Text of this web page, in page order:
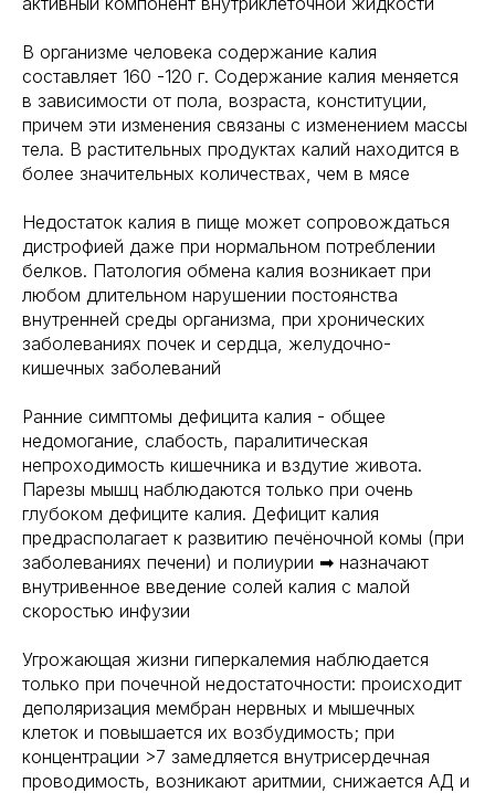
В организме человека содержание калия
составляет 160 -120 г. Содержание калия меняется
в зависимости от пола, возраста, конституции,
причем эти изменения связаны с изменением массы
тела. В растительных продуктах калий находится в
более значительных количествах, чем в мясе
Недостаток калия в пище может сопровождаться
дистрофией даже при нормальном потреблении
белков. Патология обмена калия возникает при
любом длительном нарушении постоянства
внутренней среды организма, при хронических
заболеваниях почек и сердца, желудочно-
кишечных заболеваний
Ранние симптомы дефицита калия - общее
недомогание, слабость, паралитическая
непроходимость кишечника и вздутие живота.
Парезы мышц наблюдаются только при очень
глубоком дефиците калия. Дефицит калия
предрасполагает к развитию печёночной комы (при
заболеваниях печени) и полиурии ➡ назначают
внутривенное введение солей калия с малой
скоростью инфузии
Угрожающая жизни гиперкалемия наблюдается
только при почечной недостаточности: происходит
деполяризация мембран нервных и мышечных
клеток и повышается их возбудимость; при
концентрации >7 замедляется внутрисердечная
проводимость, возникают аритмии, снижается АД и